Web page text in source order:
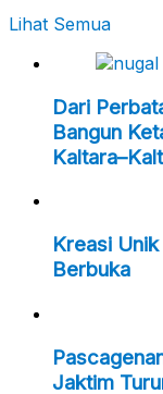
Lihat Semua
Dari
Bangun
Kreasi
Berbuka
Jaktim